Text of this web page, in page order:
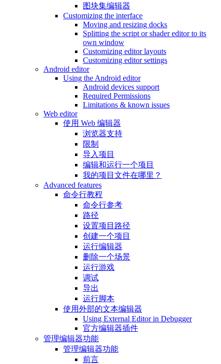
图块集编辑器
Customizing the interface
Moving and resizing docks
Splitting the script or shader editor to its
own window
Customizing editor layouts
Customizing editor settings
Android editor
Using the Android editor
Android devices support
Required Permissions
Limitations & known issues
Web editor
使用 Web 编辑器
浏览器支持
限制
导入项目
编辑和运行一个项目
我的项目文件在哪里？
Advanced features
命令行教程
命令行参考
路径
设置项目路径
创建一个项目
运行编辑器
删除一个场景
运行游戏
调试
导出
运行脚本
使用外部的文本编辑器
Using External Editor in Debugger
官方编辑器插件
管理编辑器功能
管理编辑器功能
前言